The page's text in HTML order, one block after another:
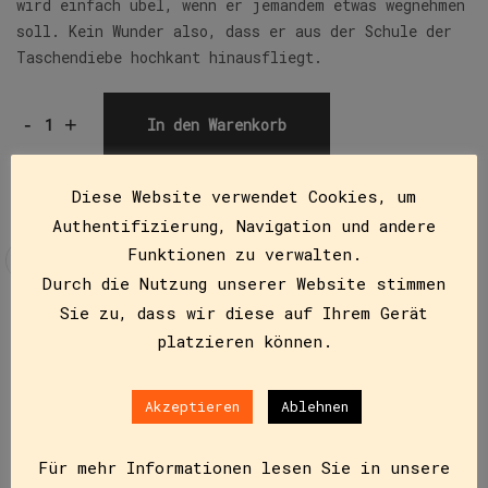
wird einfach übel, wenn er jemandem etwas wegnehmen
soll. Kein Wunder also, dass er aus der Schule der
Taschendiebe hochkant hinausfliegt.
- + In den Warenkorb
CLUB-Taschenbuch ab der 4. Klasse
Diese Website verwendet Cookies, um
Authentifizierung, Navigation und andere
Funktionen zu verwalten.
Durch die Nutzung unserer Website stimmen
Sie zu, dass wir diese auf Ihrem Gerät
platzieren können.
Akzeptieren Ablehnen
Für mehr Informationen lesen Sie in unsere